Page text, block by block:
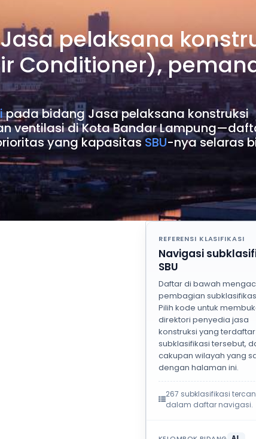
pelaksana
Conditioner),
pada bidang Jasa pelaksana konstruksi
ventilasi di Kota Bandar
yang kapasitasSBU-nya selaras
REFERENSI KLASIFIKASI
Navigasi
SBU
Daftar di bawah
pembagian
Pilih kode untuk
direktori penyedia jasa
konstruksi yang
subklasifikasi tersebut,
cakupan wilayah yang
dengan halaman ini.
267 subklasifikasi
dalam daftar navigasi.